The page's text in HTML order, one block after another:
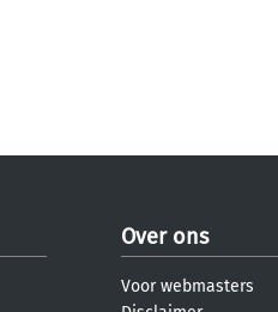
Over ons
Voor webmasters